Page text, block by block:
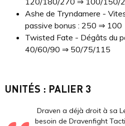
Ashe de Tryndamere -
passive bonus : 250 ⇒ 100
Twisted Fate - Dégâts du
40/60/90 ⇒ 50/75/115
UNITÉS : PALIER 3
Draven a déjà droit à sa
besoin de Dravenfight